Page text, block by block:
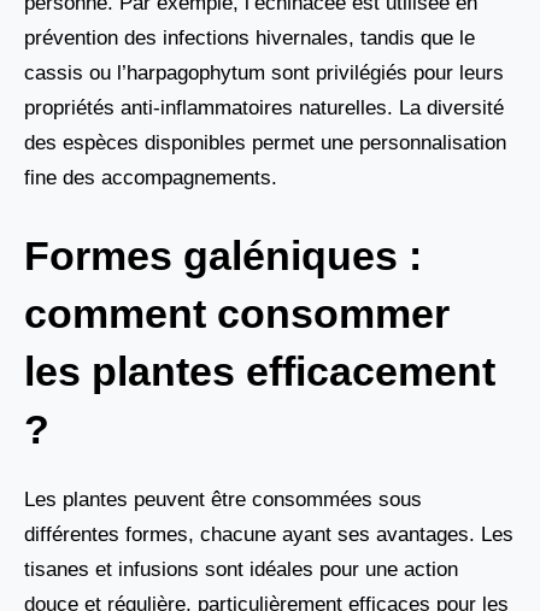
prévention des infections hivernales, tandis que le
cassis ou l’harpagophytum sont privilégiés pour leurs
propriétés anti-inflammatoires naturelles. La diversité
des espèces disponibles permet une personnalisation
fine des accompagnements.
Formes galéniques :
comment consommer
les plantes efficacement
?
Les plantes peuvent être consommées sous
différentes formes, chacune ayant ses avantages. Les
tisanes et infusions sont idéales pour une action
douce et régulière, particulièrement efficaces pour les